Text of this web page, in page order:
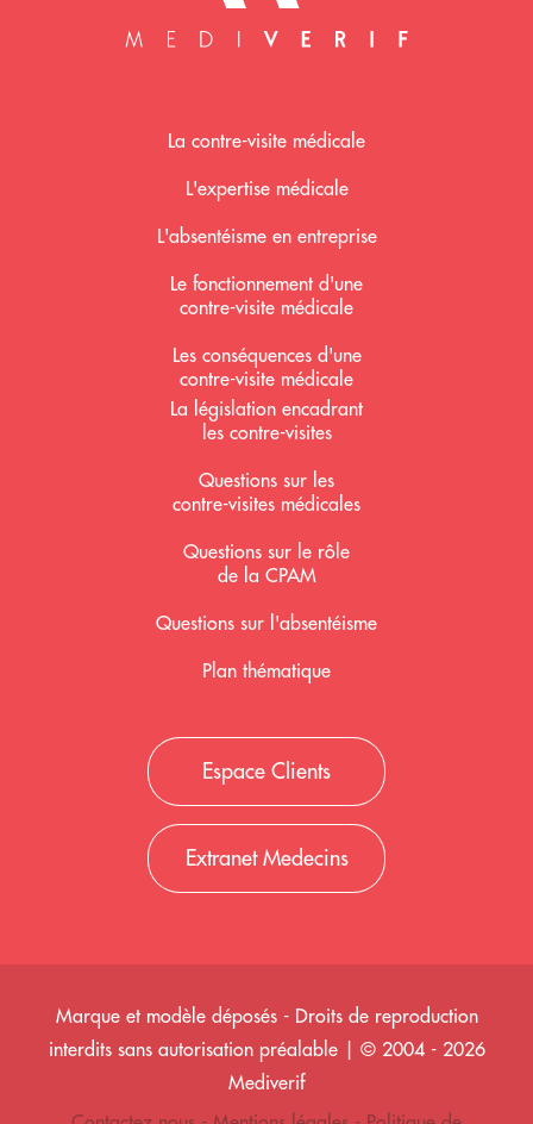
La contre-visite médicale
L'expertise médicale
L'absentéisme en entreprise
Le fonctionnement d'une
contre-visite médicale
Les conséquences d'une
contre-visite médicale
La législation encadrant
les contre-visites
Questions sur les
contre-visites médicales
Questions sur le rôle
de la CPAM
Questions sur l'absentéisme
Plan thématique
Espace Clients
Extranet Medecins
Marque et modèle déposés - Droits de reproduction
interdits sans autorisation préalable | © 2004 - 2026
Mediverif